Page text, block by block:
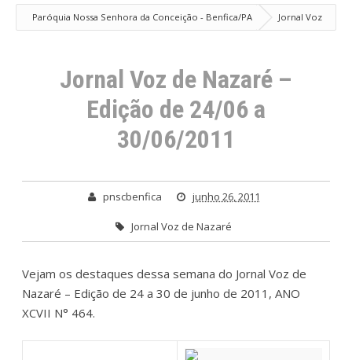
Paróquia Nossa Senhora da Conceição - Benfica/PA
Jornal Voz
de Nazaré – Edição de 24/06 a 30/06/2011
Jornal Voz de Nazaré –
Edição de 24/06 a
30/06/2011
pnscbenfica junho 26, 2011
Jornal Voz de Nazaré
Vejam os destaques dessa semana do Jornal Voz de
Nazaré – Edição de 24 a 30 de junho de 2011, ANO
XCVII N° 464.